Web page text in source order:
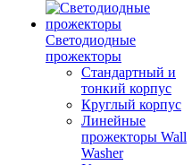
Светодиодные
прожекторы
Стандартный и
тонкий корпус
Круглый корпус
Линейные
прожекторы Wall
Washer